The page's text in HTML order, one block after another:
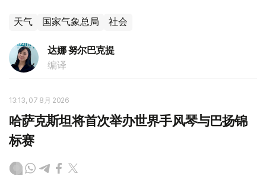
天气 国家气象总局 社会
达娜 努尔巴克提
编译
13:13, 07 8月 2026
哈萨克斯坦将首次举办世界手风琴与巴扬锦
标赛